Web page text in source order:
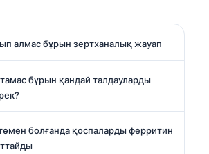
алмас бұрын зертханалық жауап
бұрын қандай талдауларды
болғанда қоспаларды ферритин